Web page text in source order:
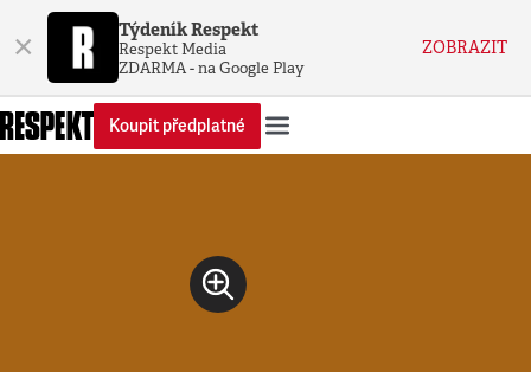
× Týdeník Respekt
Respekt Media
ZDARMA - na Google Play
ZOBRAZIT
Koupit předplatné